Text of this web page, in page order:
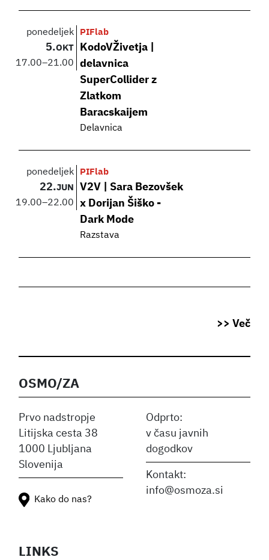
ponedeljek
5.OKT
17.00–21.00
PIFlab
KodoVŽivetja |
delavnica
SuperCollider z
Zlatkom
Baracskaijem
Delavnica
ponedeljek
22.JUN
19.00–22.00
PIFlab
V2V | Sara Bezovšek
x Dorijan Šiško -
Dark Mode
Razstava
>> Več
OSMO/ZA
Prvo nadstropje
Litijska cesta 38
1000 Ljubljana
Slovenija
Odprto:
v času javnih
dogodkov
Kontakt:
info@osmoza.si
LINKS
Kako do nas?